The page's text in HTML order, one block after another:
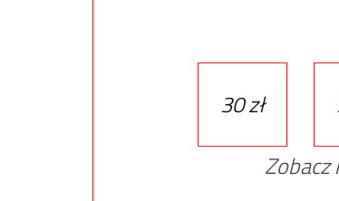
30 zł
Zobacz